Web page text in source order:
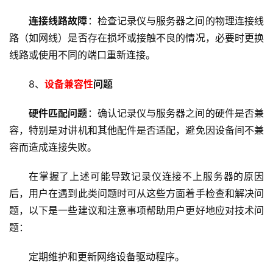
术
教
N
服
网
站
运
维
连接线路故障 ：检查记录仪与服务器之间的物理连接线
路（如网线）是否存在损坏或接触不良的情况，必要时更换
线路或使用不同的端口重新连接。
8、 设备兼容性问题
硬件匹配问题 ：确认记录仪与服务器之间的硬件是否兼
容，特别是对讲机和其他配件是否适配，避免因设备间不兼
容而造成连接失败。
在掌握了上述可能导致记录仪连接不上服务器的原因
后，用户在遇到此类问题时可从这些方面着手检查和解决问
题，以下是一些建议和注意事项帮助用户更好地应对技术问
题：
定期维护和更新网络设备驱动程序。